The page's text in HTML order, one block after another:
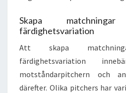
Skapa
färdighetsvariation
Att skapa
färdighetsvariation
motståndarpitchern och
därefter. Olika pitchers har